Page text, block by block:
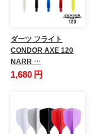
ダーツ フライト
CONDOR AXE 120
NARR …
1,680 円